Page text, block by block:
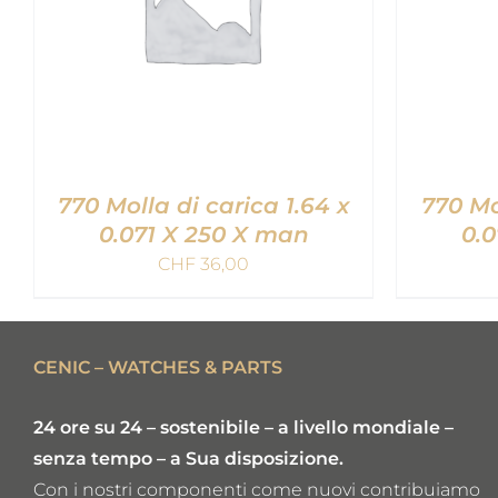
AGGIUNGI AL CARRELLO
/
770 Molla di carica 1.64 x
0.071 X 250 X man
CHF 36,00
770
CENIC – WATCHES & PARTS
24 ore su 24 – sostenibile – a livello mondiale –
senza tempo – a Sua disposizione.
Con i nostri componenti come nuovi contribuiamo